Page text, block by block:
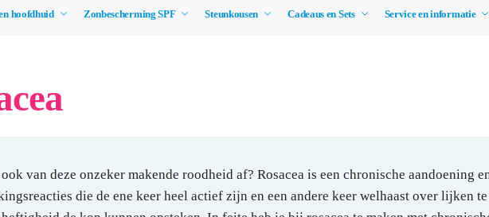
hoofdhuid Zonbescherming SPF Steunkousen Cadeaus en Sets Service en informatie
van deze onzeker makende roodheid af? Rosacea is een chronische aandoening
die de ene keer heel actief zijn en een andere keer welhaast over lijken